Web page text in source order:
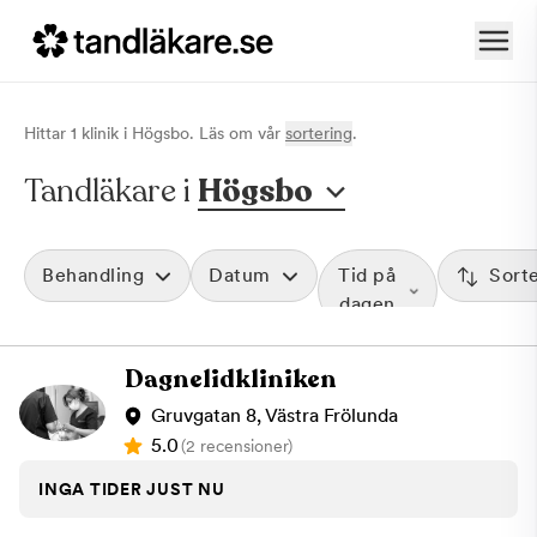
Hittar 1 klinik i Högsbo. Läs om vår sortering.
Tandläkare i Högsbo
Behandling Datum
Tid på
dagen
Dagnelidkliniken
Gruvgatan 8, Västra Frölunda
5.0(2 recensioner)
INGA TIDER JUST NU